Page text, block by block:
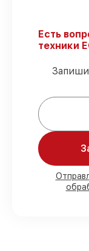
Мы
90%
Есть
техники